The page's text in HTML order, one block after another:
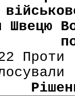
Швецю
Проти